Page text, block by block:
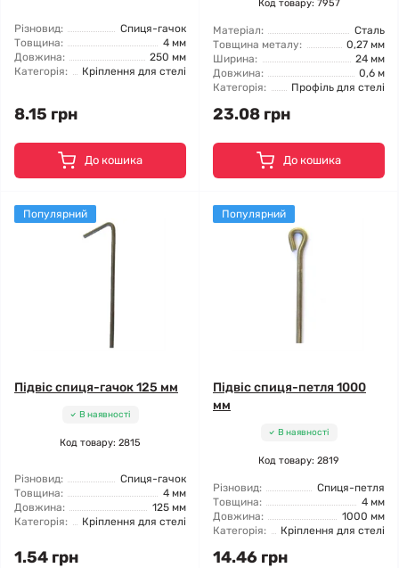
Різновид:
Спиця-гачок
Товщина:
4 мм
Довжина:
250 мм
Категорія:
Кріплення для стелі
8.15 грн
До кошика
Код товару: 7957
Матеріал:
Сталь
Товщина металу:
0,27 мм
Ширина:
24 мм
Довжина:
0,6 м
Категорія:
Профіль для стелі
23.08 грн
До кошика
Популярний
Підвіс спиця-гачок 125 мм
В наявності
Код товару: 2815
Різновид:
Спиця-гачок
Товщина:
4 мм
Довжина:
125 мм
Категорія:
Кріплення для стелі
1.54 грн
Популярний
Підвіс спиця-петля 1000
мм
В наявності
Код товару: 2819
Різновид:
Спиця-петля
Товщина:
4 мм
Довжина:
1000 мм
Категорія:
Кріплення для стелі
14.46 грн